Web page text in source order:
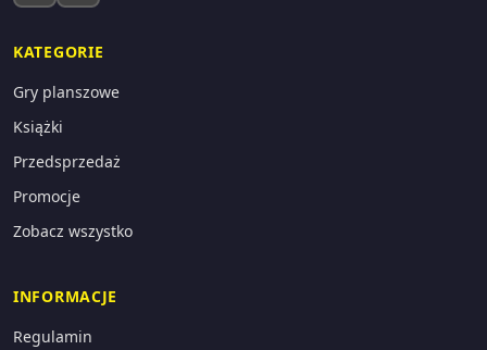
KATEGORIE
Gry planszowe
Książki
Przedsprzedaż
Promocje
Zobacz wszystko
INFORMACJE
Regulamin